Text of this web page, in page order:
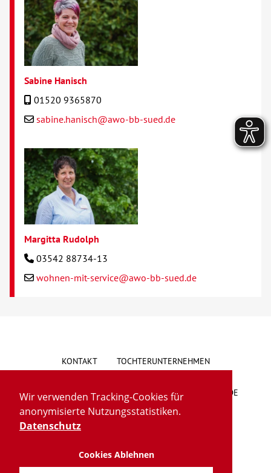
Wir verwenden Tracking-Cookies für
anonymisierte Nutzungsstatistiken.
Datenschutz
Cookies Ablehnen
Sabine Hanisch
01520 9365870
sabine.hanisch@awo-bb-sued.de
Margitta Rudolph
03542 88734-13
wohnen-mit-service@awo-bb-sued.de
KONTAKT TOCHTERUNTERNEHMEN
HINWEISGEBERSYSTEM VORSCHLAG/BESCHWERDE
LIEFERKETTENGESETZ
IMPRESSUM DATENSCHUTZ